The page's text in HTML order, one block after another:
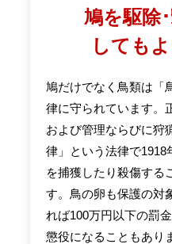
鳩を駆除
しても
鳩だけでなく鳥類は「
律に守られています。
および管理ならびに狩
律」という法律で1918
を捕獲したり殺傷する
す。鳥の卵も保護の対
れば100万円以下の罰
懲役になることもあり